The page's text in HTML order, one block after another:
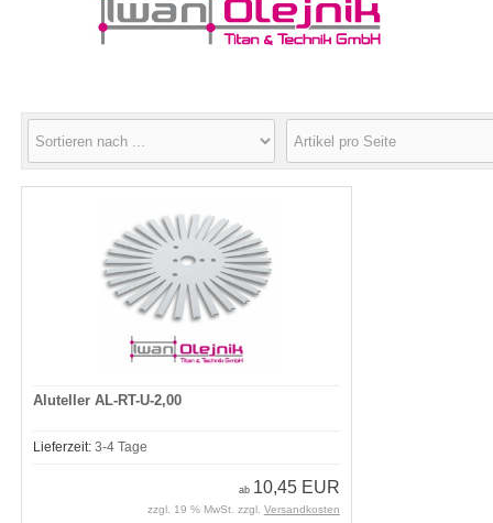
Aluteller AL-RT-U-2,00
Lieferzeit:3-4 Tage
ab 10,45 EUR
zzgl. 19 % MwSt. zzgl. Versandkosten